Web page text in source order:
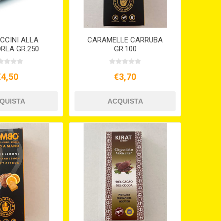
ALLA
GR.250
CARAMELLE CARRUBA
GR.100
€3,70